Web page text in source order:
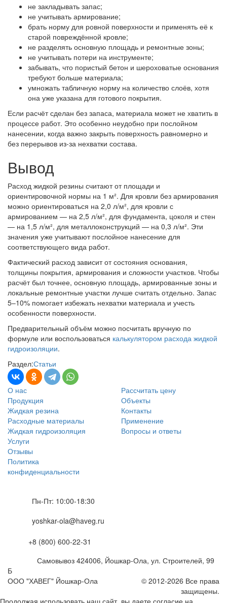
не закладывать запас;
не учитывать армирование;
брать норму для ровной поверхности и применять её к
старой повреждённой кровле;
не разделять основную площадь и ремонтные зоны;
не учитывать потери на инструменте;
забывать, что пористый бетон и шероховатые основания
требуют больше материала;
умножать табличную норму на количество слоёв, хотя
она уже указана для готового покрытия.
Если расчёт сделан без запаса, материала может не хватить в
процессе работ. Это особенно неудобно при послойном
нанесении, когда важно закрыть поверхность равномерно и
без перерывов из-за нехватки состава.
Вывод
Расход жидкой резины считают от площади и
ориентировочной нормы на 1 м². Для кровли без армирования
можно ориентироваться на 2,0 л/м², для кровли с
армированием — на 2,5 л/м², для фундамента, цоколя и стен
— на 1,5 л/м², для металлоконструкций — на 0,3 л/м². Эти
значения уже учитывают послойное нанесение для
соответствующего вида работ.
Фактический расход зависит от состояния основания,
толщины покрытия, армирования и сложности участков. Чтобы
расчёт был точнее, основную площадь, армированные зоны и
локальные ремонтные участки лучше считать отдельно. Запас
5–10% помогает избежать нехватки материала и учесть
особенности поверхности.
Предварительный объём можно посчитать вручную по
формуле или воспользоваться калькулятором расхода жидкой
гидроизоляции.
Раздел:Статьи
О нас
Продукция
Жидкая резина
Расходные материалы
Жидкая гидроизоляция
Услуги
Отзывы
Политика
конфиденциальности
Рассчитать цену
Объекты
Контакты
Применение
Вопросы и ответы
Пн-Пт: 10:00-18:30
yoshkar-ola@haveg.ru
+8 (800) 600-22-31
Самовывоз 424006, Йошкар-Ола, ул. Строителей, 99
Б
ООО "ХАВЕГ" Йошкар-Ола
© 2012-2026 Все права
защищены.
Продолжая использовать наш сайт, вы даете согласие на